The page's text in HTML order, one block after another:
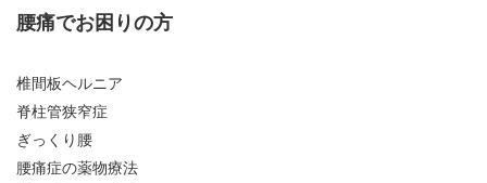
腰痛でお困りの方
椎間板ヘルニア
脊柱管狭窄症
ぎっくり腰
腰痛症の薬物療法